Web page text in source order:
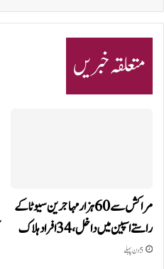
متعلقہ خبریں
مراکش سے 60 ہزار مہاجرین سیوٹا کے
راستے اسپین میں داخل، 34 افراد ہلاک
5 دن پہلے